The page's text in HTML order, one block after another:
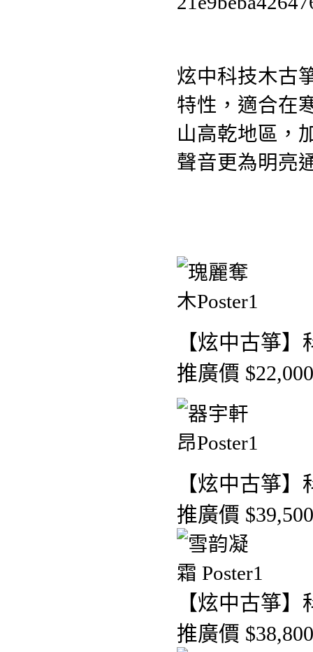
炫中科技木古
特性，適合在
山高乾地區，
聲音更為明亮
【炫中古箏
推廣價 $22,000
【炫中古箏
推廣價 $39,500
【炫中古箏
推廣價 $38,800